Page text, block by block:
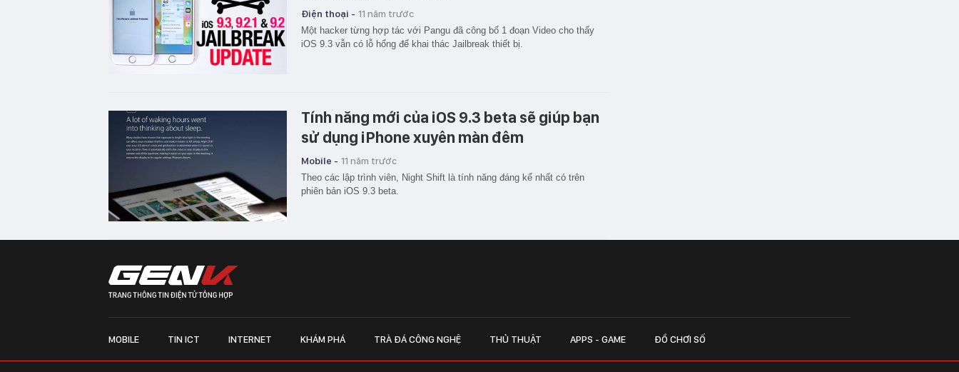
Điện thoại - 11 năm trước
Một hacker từng hợp tác với Pangu đã công bố 1 đoạn Video cho thấy
iOS 9.3 vẫn có lỗ hổng để khai thác Jailbreak thiết bị.
Tính năng mới của iOS 9.3 beta sẽ giúp bạn
sử dụng iPhone xuyên màn đêm
Mobile - 11 năm trước
Theo các lập trình viên, Night Shift là tính năng đáng kể nhất có trên
phiên bản iOS 9.3 beta.
MOBILE TIN ICT INTERNET KHÁM PHÁ TRÀ ĐÁ CÔNG NGHỆ THỦ THUẬT APPS - GAME ĐỒ CHƠI SỐ